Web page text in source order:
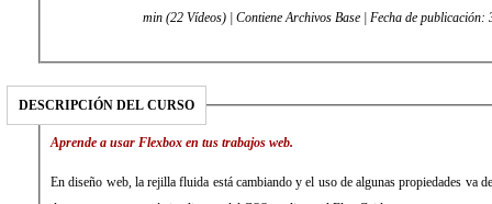
min (22 Vídeos) | Contiene Archivos Base | Fecha de publicación:
DESCRIPCIÓN DEL CURSO
Aprende a usar Flexbox en tus trabajos web.
En diseño web, la rejilla fluida está cambiando y el uso de algunas propiedades va